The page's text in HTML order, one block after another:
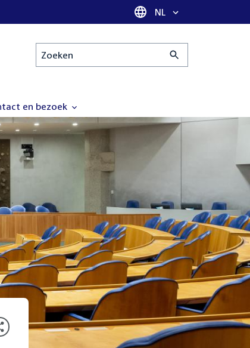
Taal selectie
NL
Zoeken
en bezoek